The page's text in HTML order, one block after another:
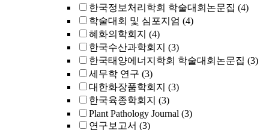
한국정보처리학회 학술대회논문집 (4)
학술대회 및 심포지엄 (4)
혜화의학회지 (4)
한국수산과학회지 (3)
한국태양에너지학회 학술대회논문집 (3)
세무학 연구 (3)
대한화장품학회지 (3)
한국육종학회지 (3)
Plant Pathology Journal (3)
연구보고서 (3)